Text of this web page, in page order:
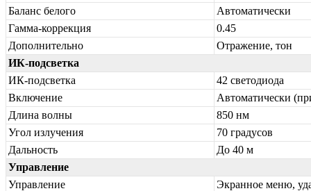
Баланс белого
Автоматически
Гамма-коррекция
0.45
Дополнительно
Отражение, тон
ИК-подсветка
ИК-подсветка
42 светодиода
Включение
Автоматически
Длина волны
850 нм
Угол излучения
70 градусов
Дальность
До 40 м
Управление
Управление
Экранное меню,